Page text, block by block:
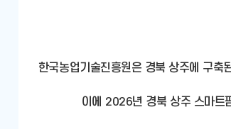
한국농업기술진흥원은 경북 상주에 구축
이에 2026년 경북 상주 스마트